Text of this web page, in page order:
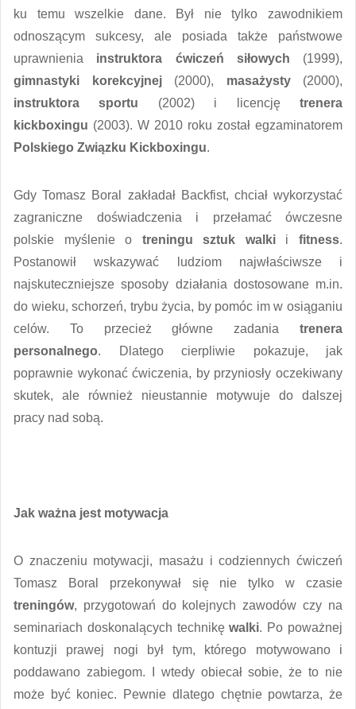
ku temu wszelkie dane. Był nie tylko zawodnikiem
odnoszącym sukcesy, ale posiada także państwowe
uprawnienia instruktora ćwiczeń siłowych (1999),
gimnastyki korekcyjnej(2000), masażysty(2000),
instruktora sportu (2002) i licencjętrenera
kickboxingu (2003). W 2010 roku został egzaminatorem
Polskiego Związku Kickboxingu.
Gdy Tomasz Boral zakładał Backfist, chciał wykorzystać
zagraniczne doświadczenia i przełamać ówczesne
polskie myślenie o treningu sztuk walkiifitness.
Postanowił wskazywać ludziom najwłaściwsze i
najskuteczniejsze sposoby działania dostosowane m.in.
do wieku, schorzeń, trybu życia, by pomóc im w osiąganiu
celów. To przecież główne zadania trenera
personalnego. Dlatego cierpliwie pokazuje, jak
poprawnie wykonać ćwiczenia, by przyniosły oczekiwany
skutek, ale również nieustannie motywuje do dalszej
pracy nad sobą.
Jak ważna jest motywacja
O znaczeniu motywacji, masażu i codziennych ćwiczeń
Tomasz Boral przekonywał się nie tylko w czasie
treningów, przygotowań do kolejnych zawodów czy na
seminariach doskonalących technikęwalki. Po poważnej
kontuzji prawej nogi był tym, którego motywowano i
poddawano zabiegom. I wtedy obiecał sobie, że to nie
może być koniec. Pewnie dlatego chętnie powtarza, że